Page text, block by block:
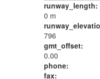
runway_length:
0 m
796
gmt_offset:
0.00
phone:
fax: